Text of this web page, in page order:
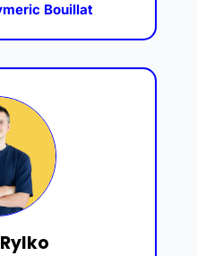
Bouillat